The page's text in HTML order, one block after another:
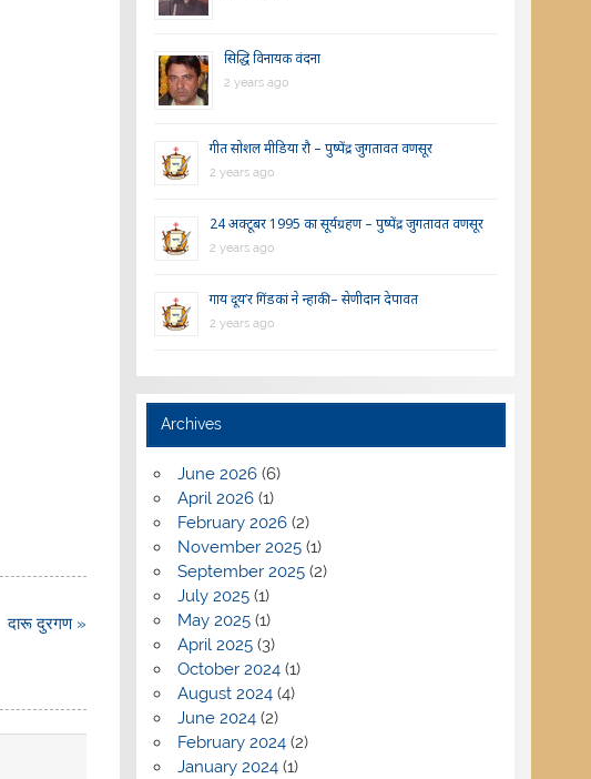
दारू दुरगण »
सिद्धि विनायक वंदना
2 years ago
गीत सोशल मीडिया रौ – पुष्पेंद्र जुगतावत वणसूर
2 years ago
24 अक्टूबर 1995 का सूर्यग्रहण – पुष्पेंद्र जुगतावत वणसूर
2 years ago
गाय दूय’र गिंडकां ने न्हाकी – सेणीदान देपावत
2 years ago
Archives
June 2026(6)
April 2026(1)
February 2026(2)
November 2025(1)
September 2025(2)
July 2025(1)
May 2025(1)
April 2025(3)
October 2024(1)
August 2024(4)
June 2024(2)
February 2024(2)
January 2024(1)